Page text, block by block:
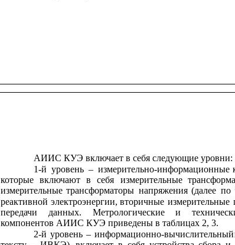
АИИС КУЭ включает в себя следующие уровни:
1-й уровень – измерительно-информационные
которые
включают в себя измерительные
измерительные трансформаторы напряжения (далее по
реактивной электроэнергии, вторичные измерительные
передачи
данных. Метрологические и
компонентов АИИС КУЭ приведены в таблицах 2, 3.
2-й уровень – информационно-вычислительный